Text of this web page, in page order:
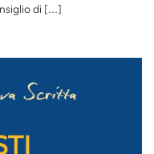
di [...]